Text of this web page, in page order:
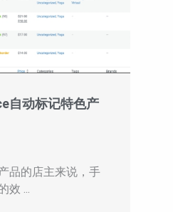
自动标记特色产
品的店主来说，手
效 ...